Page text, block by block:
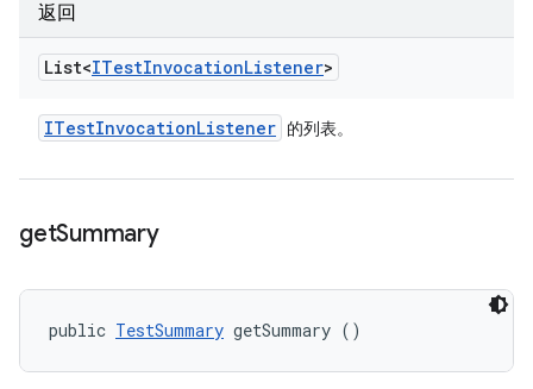
返回
List<ITestInvocationListener>
ITestInvocationListener 的列表。
getSummary
public TestSummary getSummary ()